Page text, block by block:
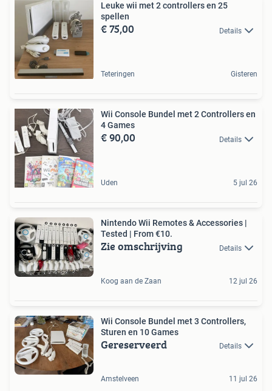
Leuke wii met 2 controllers en 25
spellen
€ 75,00 Details
Teteringen Gisteren
Wii Console Bundel met 2 Controllers en
4 Games
€ 90,00 Details
Uden 5 jul 26
Nintendo Wii Remotes & Accessories |
Tested | From €10.
Zie omschrijving Details
Koog aan de Zaan 12 jul 26
Wii Console Bundel met 3 Controllers,
Sturen en 10 Games
Gereserveerd Details
Amstelveen 11 jul 26